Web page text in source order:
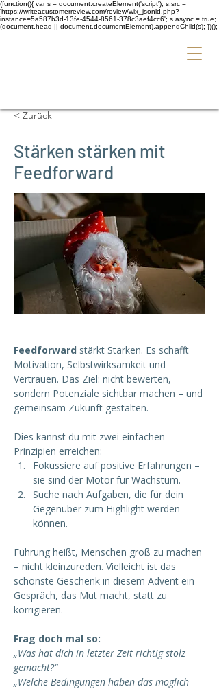
(function(){ var s = document.createElement('script'); s.src =
'https://writeacustomerreview.com/review/wix_jsonld.php?
instance=5a587b3d-13fe-4544-8561-378c3aef4cc6'; s.async = true;
(document.head || document.documentElement).appendChild(s); })();
< Zurück
Stärken stärken mit
Feedforward
Feedforward stärkt Stärken. Es schafft
Motivation, Selbstwirksamkeit und
Vertrauen. Das Ziel: nicht bewerten,
sondern Potenziale sichtbar machen – und
gemeinsam Zukunft gestalten.
Dies kannst du mit zwei einfachen
Prinzipien erreichen:
Fokussiere auf positive Erfahrungen –
sie sind der Motor für Wachstum.
Suche nach Aufgaben, die für dein
Gegenüber zum Highlight werden
können.
Führung heißt, Menschen groß zu machen
– nicht kleinzureden. Vielleicht ist das
schönste Geschenk in diesem Advent ein
Gespräch, das Mut macht, statt zu
korrigieren.
Frag doch mal so:
„Was hat dich in letzter Zeit richtig stolz
gemacht?“
„Welche Bedingungen haben das möglich